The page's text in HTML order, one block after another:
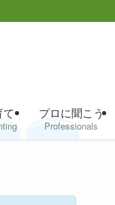
プロに聞こう
Professionals